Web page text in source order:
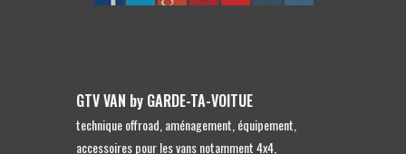
GTV VAN by GARDE-TA-VOITUE
technique offroad, aménagement, équipement,
accessoires pour les vans notamment 4x4,